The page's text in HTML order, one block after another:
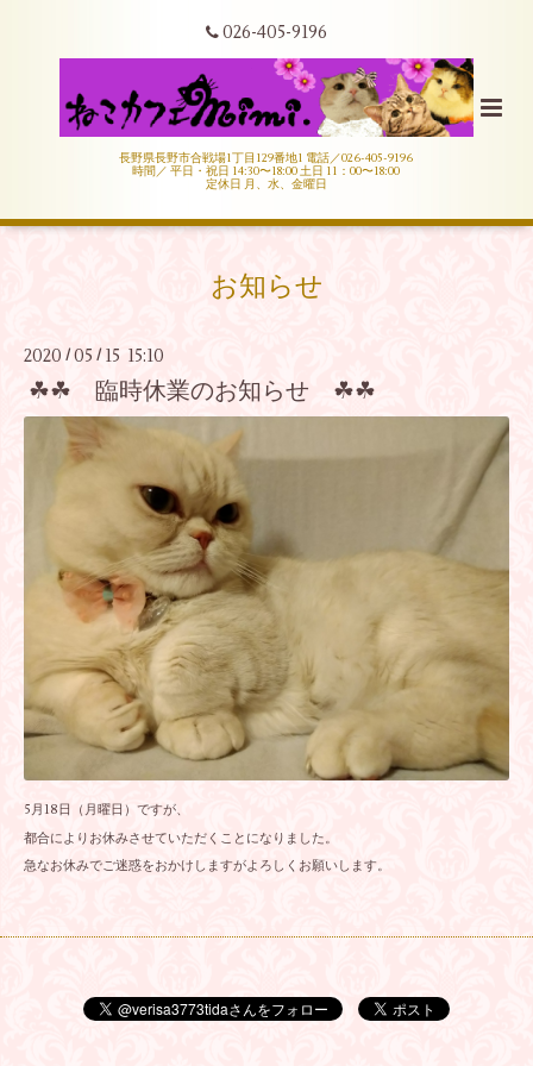
026-405-9196
長野県長野市合戦場1丁目129番地1 電話／026-405-9196
時間／ 平日・祝日 14:30〜18:00 土日 11：00〜18:00
定休日 月、水、金曜日
お知らせ
2020 / 05 / 15 15:10
☘☘ 臨時休業のお知らせ ☘☘
5月18日（月曜日）ですが、
都合によりお休みさせていただくことになりました。
急なお休みでご迷惑をおかけしますがよろしくお願いします。